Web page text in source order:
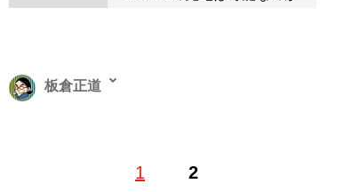
1 2
板倉正道
ライフ』にてガジェットや分解記事を執筆。買ったら使